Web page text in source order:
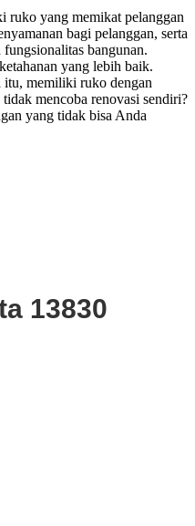
ruko yang memikat pelanggan
bagi pelanggan, serta
bangunan.
yang lebih baik.
itu, memiliki ruko dengan
mencoba renovasi sendiri?
yang tidak bisa Anda
13830